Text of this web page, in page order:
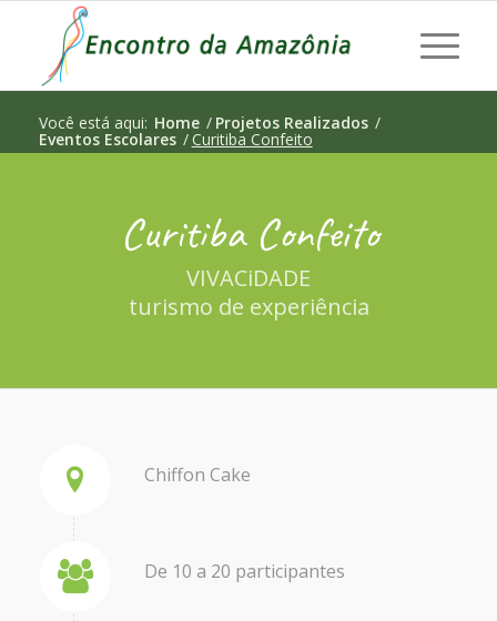
Você está aqui: Home / Projetos Realizados /
Eventos Escolares /Curitiba Confeito
Curitiba Confeito
VIVACiDADE
turismo de experiência
Chiffon Cake
De 10 a 20 participantes